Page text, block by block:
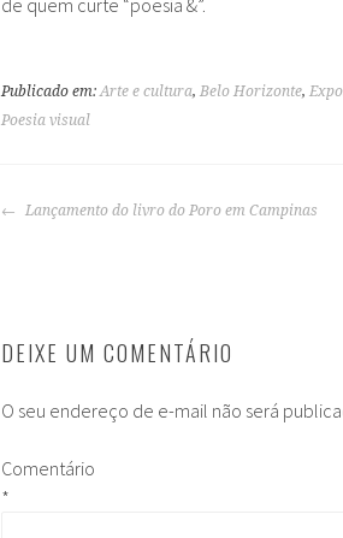
de quem curte “poesia &”.
Publicado em:Arte e cultura, Belo Horizonte,
Poesia visual
NAVEGAÇÃO
Lançamento do livro do Poro em Campinas
DEIXE UM COMENTÁRIO
O seu endereço de e-mail não será
Comentário
*